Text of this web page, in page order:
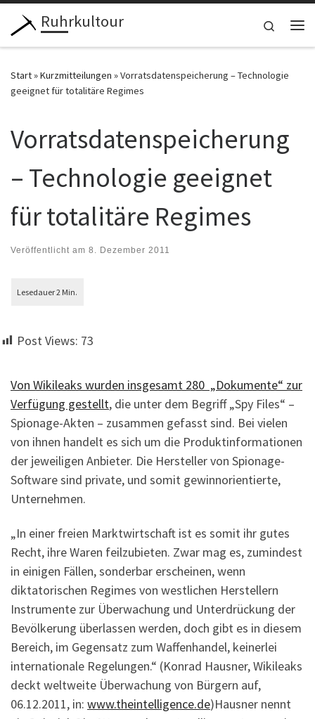
Zum Inhalt springen
Ruhrkultour
Search
Start»Kurzmitteilungen »Vorratsdatenspeicherung – Technologie
geeignet für totalitäre Regimes
Vorratsdatenspeicherung
– Technologie geeignet
für totalitäre Regimes
Veröffentlicht am 8. Dezember 2011
Post Views: 73
Von Wikileaks wurden insgesamt 280 „Dokumente“ zur
Verfügung gestellt, die unter dem Begriff „Spy Files“ –
Spionage-Akten – zusammen gefasst sind. Bei vielen
von ihnen handelt es sich um die Produktinformationen
der jeweiligen Anbieter. Die Hersteller von Spionage-
Software sind private, und somit gewinnorientierte,
Unternehmen.
„In einer freien Marktwirtschaft ist es somit ihr gutes
Recht, ihre Waren feilzubieten. Zwar mag es, zumindest
in einigen Fällen, sonderbar erscheinen, wenn
diktatorischen Regimes von westlichen Herstellern
Instrumente zur Überwachung und Unterdrückung der
Bevölkerung überlassen werden, doch gibt es in diesem
Bereich, im Gegensatz zum Waffenhandel, keinerlei
internationale Regelungen.“ (Konrad Hausner, Wikileaks
deckt weltweite Überwachung von Bürgern auf,
06.12.2011, in: www.theintelligence.de)Hausner nennt